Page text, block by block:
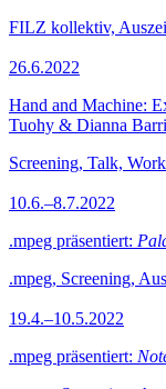
FILZ kollektiv,
26.6.2022
Hand and Machine:
Tuohy & Dianna
Screening, Talk,
10.6.–8.7.2022
.mpeg präsentiert:
.mpeg, Screening,
19.4.–10.5.2022
.mpeg präsentiert: